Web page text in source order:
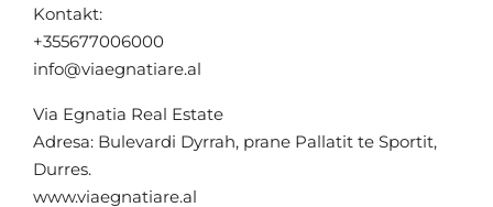
Kontakt:
+355677006000
info@viaegnatiare.al
Via Egnatia Real Estate
Adresa: Bulevardi Dyrrah, prane Pallatit te Sportit,
Durres.
www.viaegnatiare.al